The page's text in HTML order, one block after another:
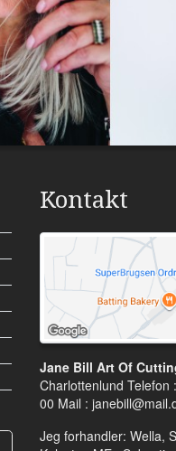
Kontakt
Jane Bill Art Of
Charlottenlund
00 Mail :
Jeg forhandler: Wella,